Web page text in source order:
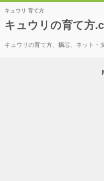
キュウリ 育て方
キュウリの育て方
キュウリの育て方。摘芯、ネット・